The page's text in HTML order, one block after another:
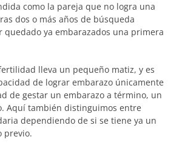
como la pareja que no logra una
dos o más años de búsqueda
quedado ya embarazados una primera
lleva un pequeño matiz, y es
de lograr embarazo únicamente
de gestar un embarazo a término, un
Aquí también distinguimos entre
dependiendo de si se tiene ya un
previo.